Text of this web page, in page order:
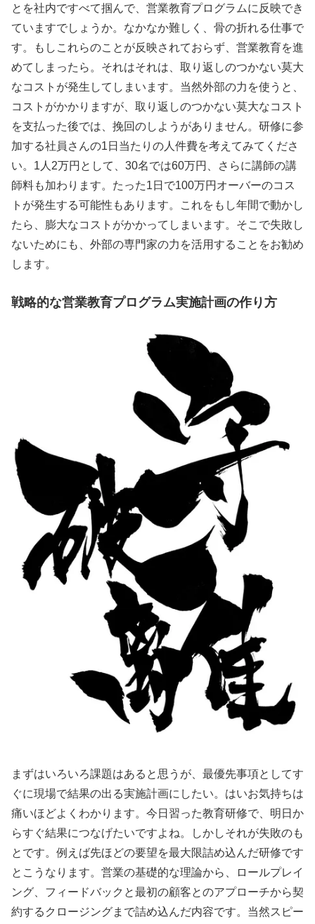
とを社内ですべて掴んで、営業教育プログラムに反映でき
ていますでしょうか。なかなか難しく、骨の折れる仕事で
す。もしこれらのことが反映されておらず、営業教育を進
めてしまったら。それはそれは、取り返しのつかない莫大
なコストが発生してしまいます。当然外部の力を使うと、
コストがかかりますが、取り返しのつかない莫大なコスト
を支払った後では、挽回のしようがありません。研修に参
加する社員さんの1日当たりの人件費を考えてみてくださ
い。1人2万円として、30名では60万円、さらに講師の講
師料も加わります。たった1日で100万円オーバーのコス
トが発生する可能性もあります。これをもし年間で動かし
たら、膨大なコストがかかってしまいます。そこで失敗し
ないためにも、外部の専門家の力を活用することをお勧め
します。
戦略的な営業教育プログラム実施計画の作り方
まずはいろいろ課題はあると思うが、最優先事項としてす
ぐに現場で結果の出る実施計画にしたい。はいお気持ちは
痛いほどよくわかります。今日習った教育研修で、明日か
らすぐ結果につなげたいですよね。しかしそれが失敗のも
とです。例えば先ほどの要望を最大限詰め込んだ研修です
とこうなります。営業の基礎的な理論から、ロールプレイ
ング、フィードバックと最初の顧客とのアプローチから契
約するクロージングまで詰め込んだ内容です。当然スピー